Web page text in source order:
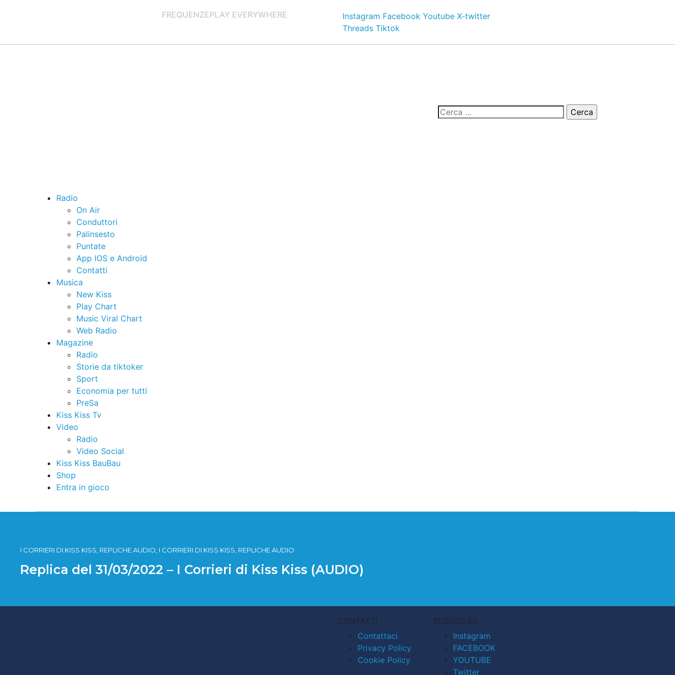
FREQUENZEPLAY EVERYWHERE Instagram Facebook Youtube X-twitter
Threads Tiktok
Radio
On Air
Conduttori
Palinsesto
Puntate
App IOS e Android
Contatti
Musica
New Kiss
Play Chart
Music Viral Chart
Web Radio
Magazine
Radio
Storie da tiktoker
Sport
Economia per tutti
PreSa
Kiss Kiss Tv
Video
Radio
Video Social
Kiss Kiss BauBau
Shop
Entra in gioco
I CORRIERI DI KISS KISS, REPLICHE AUDIO, I CORRIERI DI KISS KISS, REPLICHE AUDIO
Replica del 31/03/2022 – I Corrieri di Kiss Kiss (AUDIO)
CONTATTI
Contattaci
Privacy Policy
Cookie Policy
SEGUICI SU
Instagram
FACEBOOK
YOUTUBE
Twitter